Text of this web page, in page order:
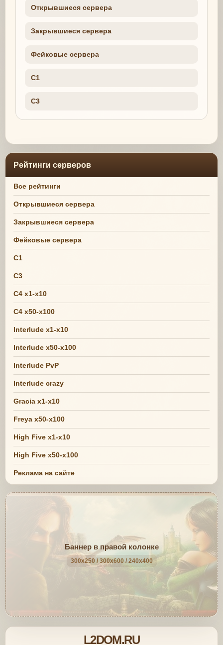
Открывшиеся сервера
Закрывшиеся сервера
Фейковые сервера
C1
C3
Рейтинги серверов
Все рейтинги
Открывшиеся сервера
Закрывшиеся сервера
Фейковые сервера
C1
C3
C4 x1-x10
C4 x50-x100
Interlude x1-x10
Interlude x50-x100
Interlude PvP
Interlude crazy
Gracia x1-x10
Freya x50-x100
High Five x1-x10
High Five x50-x100
Реклама на сайте
Баннер в правой колонке
300x250 / 300x600 / 240x400
L2DOM.RU